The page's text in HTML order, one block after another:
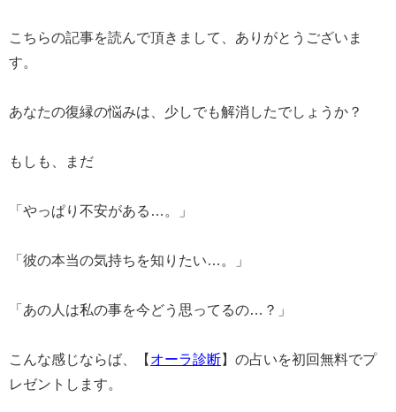
こちらの記事を読んで頂きまして、ありがとうございま
す。
あなたの復縁の悩みは、少しでも解消したでしょうか？
もしも、まだ
「やっぱり不安がある…。」
「彼の本当の気持ちを知りたい…。」
「あの人は私の事を今どう思ってるの…？」
こんな感じならば、【 オーラ診断】の占いを初回無料でプ
レゼントします。